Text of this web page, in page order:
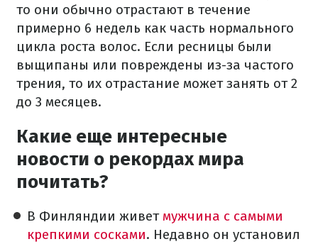
то они обычно отрастают в течение
примерно 6 недель как часть нормального
цикла роста волос. Если ресницы были
выщипаны или повреждены из-за частого
трения, то их отрастание может занять от 2
до 3 месяцев.
Какие еще интересные
новости о рекордах мира
почитать?
В Финляндии живет мужчина с самыми
крепкими сосками. Недавно он установил